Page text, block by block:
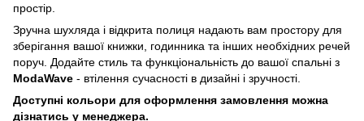
простір.
Зручна шухляда і відкрита полиця надають вам простору для
зберігання вашої книжки, годинника та інших необхідних речей
поруч. Додайте стиль та функціональність до вашої спальні з
ModaWave - втілення сучасності в дизайні і зручності.
Доступні кольори для оформлення замовлення можна
дізнатись у менеджера.